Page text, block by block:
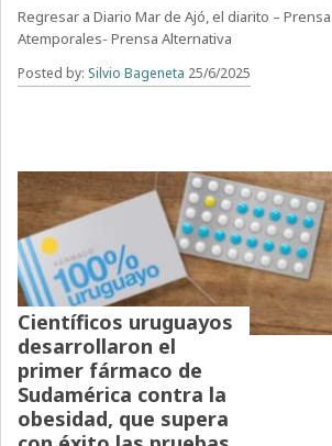
Regresar a Diario Mar de Ajó, el diarito –
Atemporales- Prensa Alternativa
Posted by: Silvio Bageneta 25/6/2025
Científicos uruguayos
desarrollaron el
primer fármaco de
Sudamérica contra la
obesidad, que supera